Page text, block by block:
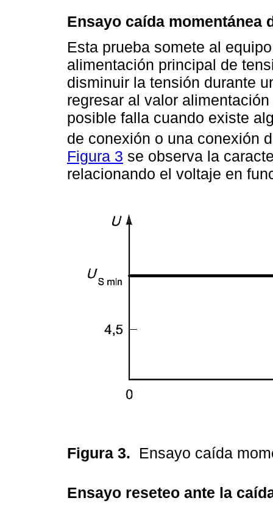
Ensayo caída momentánea
Esta prueba somete al
alimentación principal de
disminuir la tensión durante
regresar al valor
posible falla cuando existe
de conexión o una conexión
Figura 3 se observa la
relacionando el voltaje en
Figura 3. Ensayo caída
Ensayo reseteo ante la